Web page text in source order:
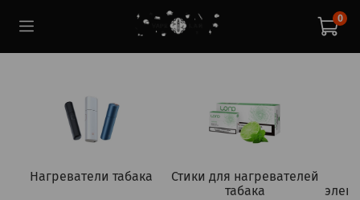
0
Нагреватели табака
Стики для нагревателей
табака